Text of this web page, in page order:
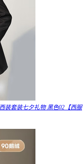
装套装七夕礼物 黑色02【西服